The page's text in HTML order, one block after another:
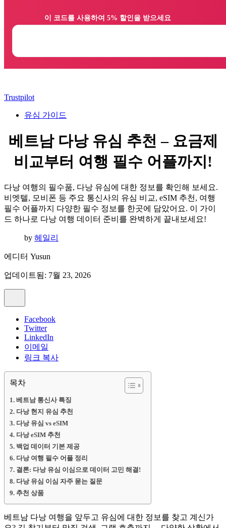
Trustpilot
유심 가이드
베트남 다낭 유심 추천 – 요금제
비교부터 여행 필수 어플까지!
다낭 여행의 필수품, 다낭 유심에 대한 정보를 확인해 보세요.
비엣텔, 모비폰 등 주요 통신사의 유심 비교, eSIM 추천, 여행
필수 어플까지 다양한 필수 정보를 한곳에 담았어요. 이 가이
드 하나로 다낭 여행 데이터 준비를 완벽하게 끝내보세요!
by 헤일리
에디터 Yusun
업데이트됨: 7월 23, 2026
Facebook
Twitter
LinkedIn
이메일
링크 복사
목차
베트남 통신사 특징
다낭 현지 유심 추천
다낭 유심 vs eSIM
다낭 eSIM 추천
백업 데이터 기본 제공
다낭 여행 필수 어플 정리
결론: 다낭 유심 이심으로 데이터 고민 해결!
다낭 유심 이심 자주 묻는 질문
추천 상품
베트남 다낭 여행을 앞두고 유심에 대한 정보를 찾고 계신가